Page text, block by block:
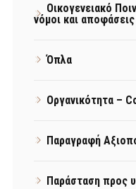
Οικογενειακό
νόμοι και αποφάσεις
Όπλα
Οργανικότητα –
Παραγραφή
Παράσταση προς